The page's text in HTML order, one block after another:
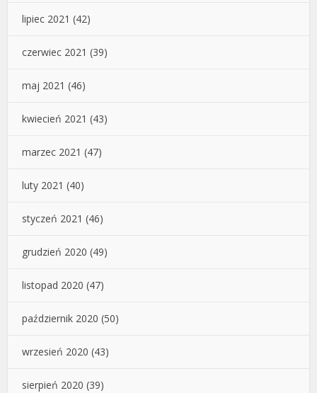
lipiec 2021 (42)
czerwiec 2021 (39)
maj 2021 (46)
kwiecień 2021 (43)
marzec 2021 (47)
luty 2021 (40)
styczeń 2021 (46)
grudzień 2020 (49)
listopad 2020 (47)
październik 2020 (50)
wrzesień 2020 (43)
sierpień 2020 (39)